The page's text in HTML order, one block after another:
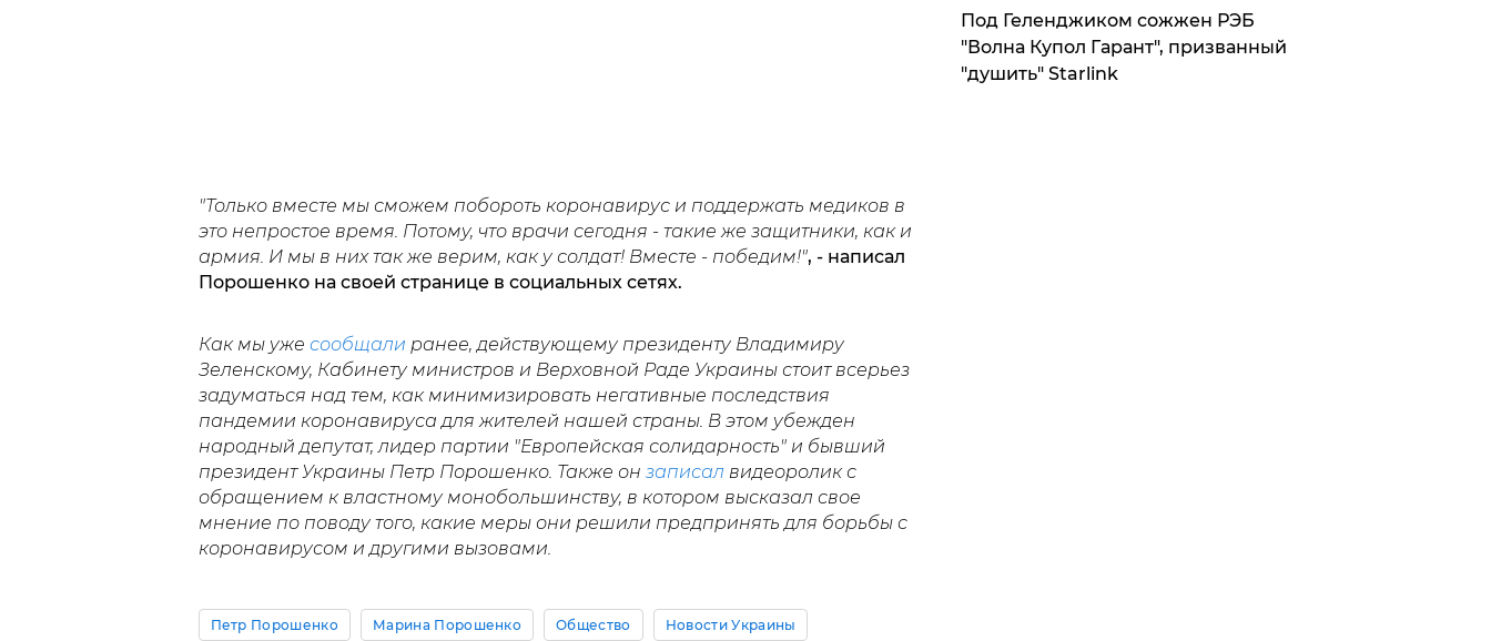
"Только вместе мы сможем побороть коронавирус и поддержать медиков в
это непростое время. Потому, что врачи сегодня - такие же защитники, как и
армия. И мы в них так же верим, как у солдат! Вместе - победим!", - написал
Порошенко на своей странице в социальных сетях.
Как мы уже сообщали ранее, действующему президенту Владимиру
Зеленскому, Кабинету министров и Верховной Раде Украины стоит всерьез
задуматься над тем, как минимизировать негативные последствия
пандемии коронавируса для жителей нашей страны. В этом убежден
народный депутат, лидер партии "Европейская солидарность" и бывший
президент Украины Петр Порошенко. Также он записал видеоролик с
обращением к властному монобольшинству, в котором высказал свое
мнение по поводу того, какие меры они решили предпринять для борьбы с
коронавирусом и другими вызовами.
Петр Порошенко Марина Порошенко Общество Новости Украины
Под Геленджиком сожжен РЭБ
"Волна Купол Гарант", призванный
"душить" Starlink